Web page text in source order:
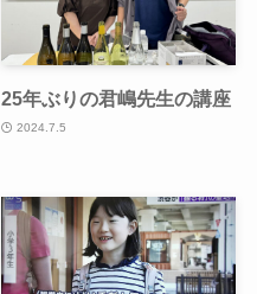
25年ぶりの君嶋先生の講座
2024.7.5